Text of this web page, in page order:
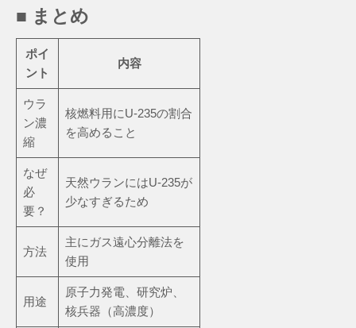
■ まとめ
ポイ
ント
内容
ウラ
ン濃
縮
核燃料用にU-235の割合
を高めること
なぜ
必
要？
天然ウランにはU-235が
少なすぎるため
方法
主にガス遠心分離法を
使用
用途
原子力発電、研究炉、
核兵器（高濃度）